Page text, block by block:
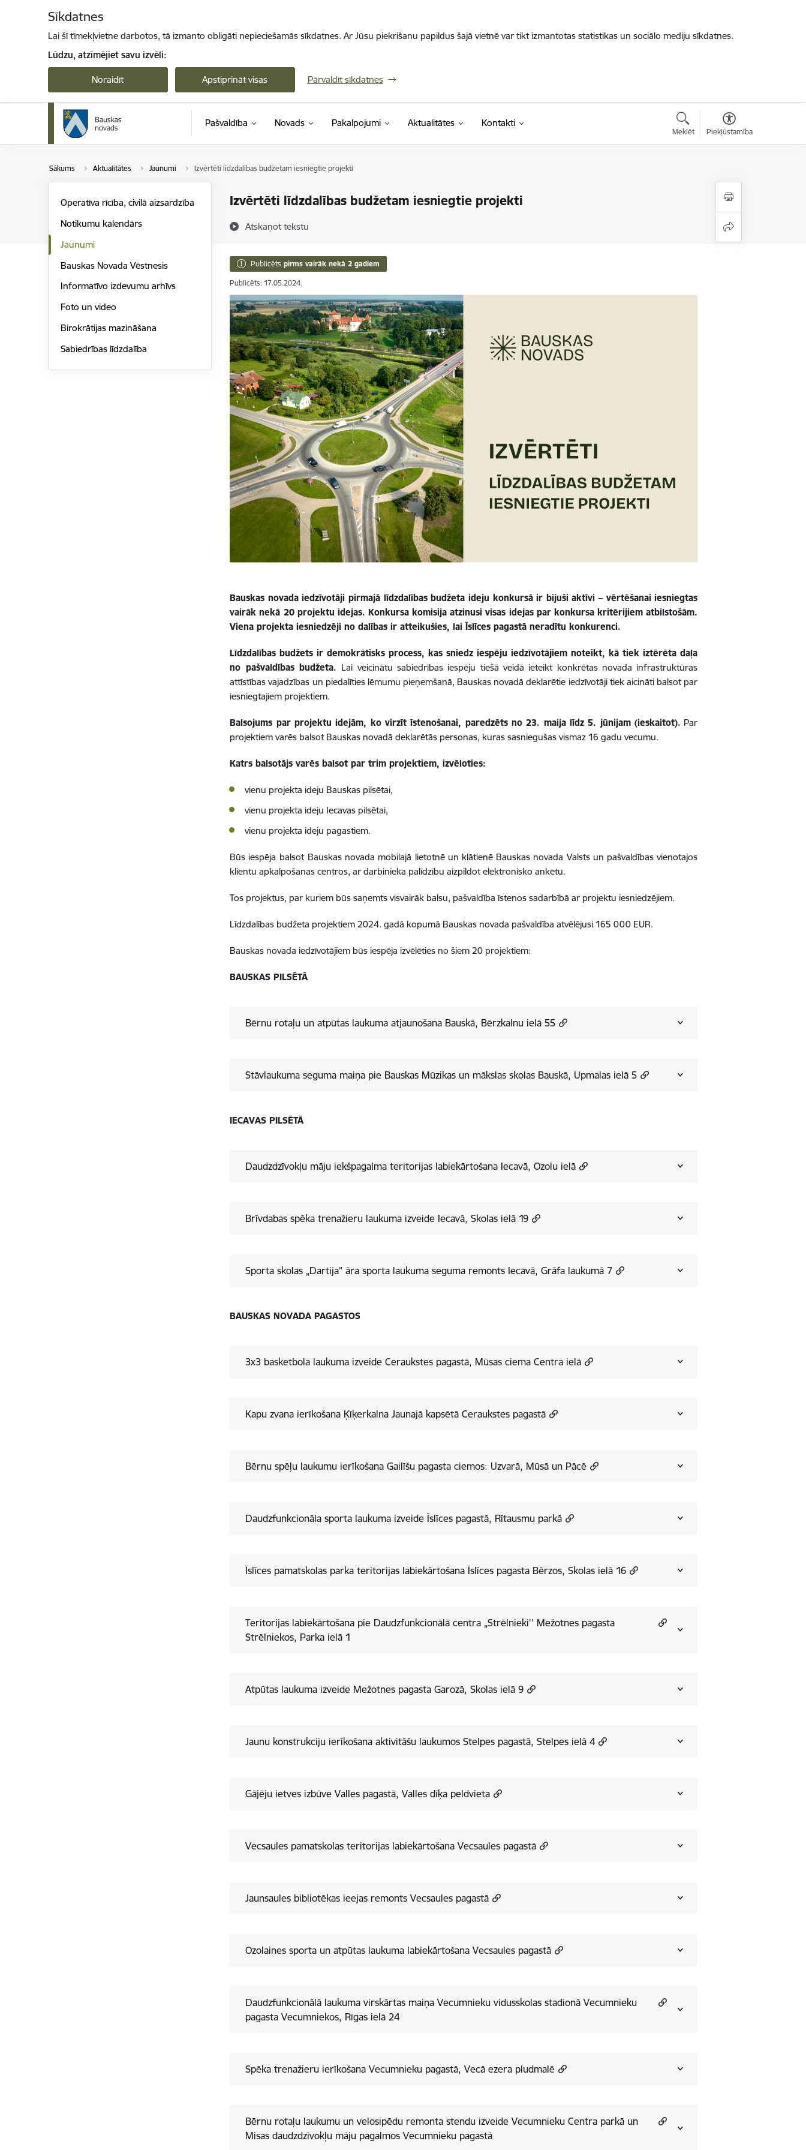
Sīkdatnes
Lai šī tīmekļvietne darbotos, tā izmanto obligāti nepieciešamās sīkdatnes. Ar Jūsu piekrišanu papildus šajā vietnē var tikt izmantotas statistikas un sociālo mediju sīkdatnes.
Lūdzu, atzīmējiet savu izvēli:
Noraidīt Apstiprināt visas Pārvaldīt sīkdatnes
Pašvaldība Novads Pakalpojumi Aktualitātes Kontakti
Meklēt Piekļūstamība
Sākums Aktualitātes Jaunumi Izvērtēti līdzdalības budžetam iesniegtie projekti
Izvērtēti līdzdalības budžetam iesniegtie projekti
Atskaņot tekstu
Operatīva rīcība, civilā aizsardzība
Notikumu kalendārs
Jaunumi
Bauskas Novada Vēstnesis
Informatīvo izdevumu arhīvs
Foto un video
Birokrātijas mazināšana
Sabiedrības līdzdalība
Publicēts pirms vairāk nekā 2 gadiem
Publicēts: 17.05.2024.
Bauskas novada iedzīvotāji pirmajā līdzdalības budžeta ideju konkursā ir bijuši aktīvi – vērtēšanai iesniegtas
vairāk nekā 20 projektu idejas. Konkursa komisija atzinusi visas idejas par konkursa kritērijiem atbilstošām.
Viena projekta iesniedzēji no dalības ir atteikušies, lai Īslīces pagastā neradītu konkurenci.
Līdzdalības budžets ir demokrātisks process, kas sniedz iespēju iedzīvotājiem noteikt, kā tiek iztērēta daļa
no pašvaldības budžeta. Lai veicinātu sabiedrības iespēju tiešā veidā ieteikt konkrētas novada infrastruktūras
attīstības vajadzības un piedalīties lēmumu pieņemšanā, Bauskas novadā deklarētie iedzīvotāji tiek aicināti balsot par
iesniegtajiem projektiem.
Balsojums par projektu idejām, ko virzīt īstenošanai, paredzēts no 23. maija līdz 5. jūnijam (ieskaitot). Par
projektiem varēs balsot Bauskas novadā deklarētās personas, kuras sasniegušas vismaz 16 gadu vecumu.
Katrs balsotājs varēs balsot par trim projektiem, izvēloties:
vienu projekta ideju Bauskas pilsētai,
vienu projekta ideju Iecavas pilsētai,
vienu projekta ideju pagastiem.
Būs iespēja balsot Bauskas novada mobilajā lietotnē un klātienē Bauskas novada Valsts un pašvaldības vienotajos
klientu apkalpošanas centros, ar darbinieka palīdzību aizpildot elektronisko anketu.
Tos projektus, par kuriem būs saņemts visvairāk balsu, pašvaldība īstenos sadarbībā ar projektu iesniedzējiem.
Līdzdalības budžeta projektiem 2024. gadā kopumā Bauskas novada pašvaldība atvēlējusi 165 000 EUR.
Bauskas novada iedzīvotājiem būs iespēja izvēlēties no šiem 20 projektiem:
BAUSKAS PILSĒTĀ
Bērnu rotaļu un atpūtas laukuma atjaunošana Bauskā, Bērzkalnu ielā 55
Stāvlaukuma seguma maiņa pie Bauskas Mūzikas un mākslas skolas Bauskā, Upmalas ielā 5
IECAVAS PILSĒTĀ
Daudzdzīvokļu māju iekšpagalma teritorijas labiekārtošana Iecavā, Ozolu ielā
Brīvdabas spēka trenažieru laukuma izveide Iecavā, Skolas ielā 19
Sporta skolas „Dartija” āra sporta laukuma seguma remonts Iecavā, Grāfa laukumā 7
BAUSKAS NOVADA PAGASTOS
3x3 basketbola laukuma izveide Ceraukstes pagastā, Mūsas ciema Centra ielā
Kapu zvana ierīkošana Ķīķerkalna Jaunajā kapsētā Ceraukstes pagastā
Bērnu spēļu laukumu ierīkošana Gailīšu pagasta ciemos: Uzvarā, Mūsā un Pācē
Daudzfunkcionāla sporta laukuma izveide Īslīces pagastā, Rītausmu parkā
Īslīces pamatskolas parka teritorijas labiekārtošana Īslīces pagasta Bērzos, Skolas ielā 16
Teritorijas labiekārtošana pie Daudzfunkcionālā centra „Strēlnieki'' Mežotnes pagasta
Strēlniekos, Parka ielā 1
Atpūtas laukuma izveide Mežotnes pagasta Garozā, Skolas ielā 9
Jaunu konstrukciju ierīkošana aktivitāšu laukumos Stelpes pagastā, Stelpes ielā 4
Gājēju ietves izbūve Valles pagastā, Valles dīķa peldvieta
Vecsaules pamatskolas teritorijas labiekārtošana Vecsaules pagastā
Jaunsaules bibliotēkas ieejas remonts Vecsaules pagastā
Ozolaines sporta un atpūtas laukuma labiekārtošana Vecsaules pagastā
Daudzfunkcionālā laukuma virskārtas maiņa Vecumnieku vidusskolas stadionā Vecumnieku
pagasta Vecumniekos, Rīgas ielā 24
Spēka trenažieru ierīkošana Vecumnieku pagastā, Vecā ezera pludmalē
Bērnu rotaļu laukumu un velosipēdu remonta stendu izveide Vecumnieku Centra parkā un
Misas daudzdzīvokļu māju pagalmos Vecumnieku pagastā